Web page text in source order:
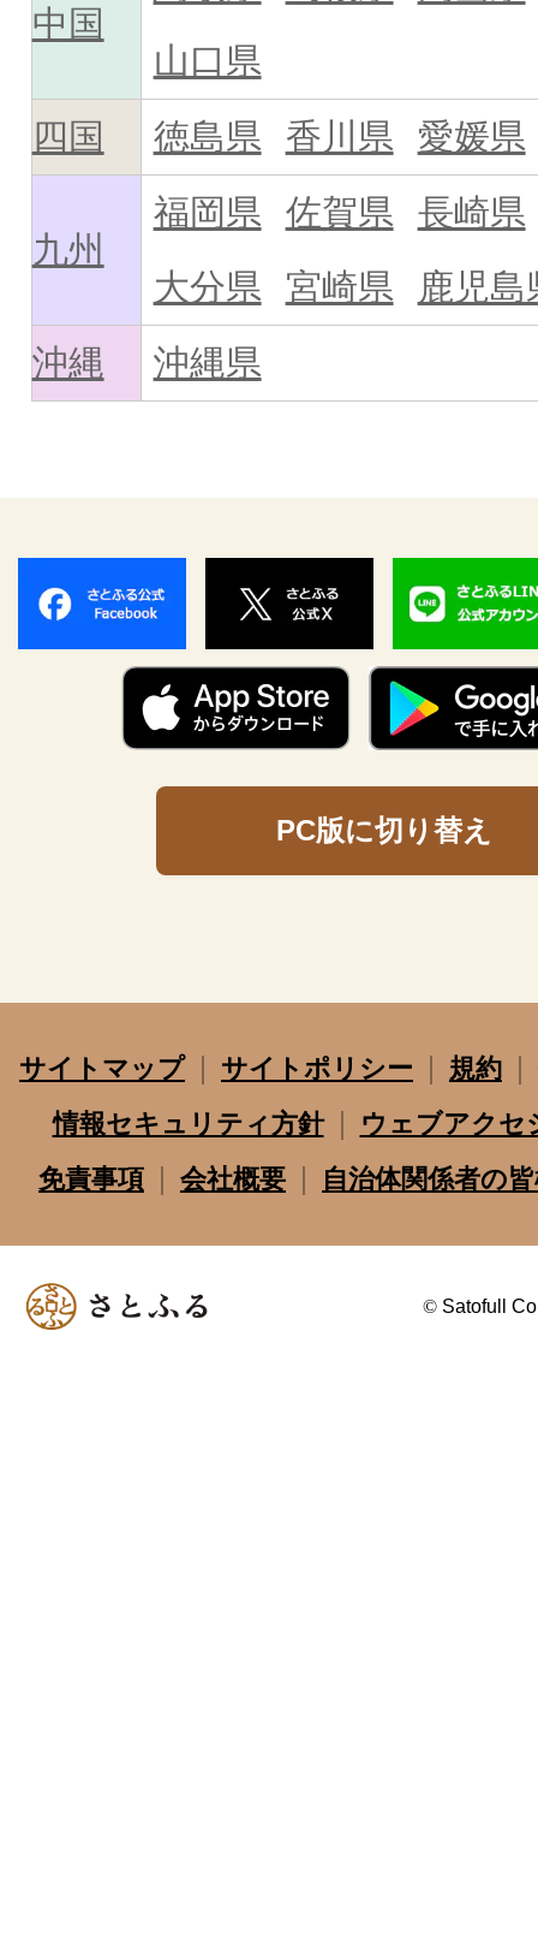
中国
山口県
四国
徳島県 香川県 愛媛県
九州
福岡県 佐賀県 長崎県
大分県
宮崎県
鹿児島
沖縄
沖縄県
PC版に切り替え
サイトマップ サイトポリシー
規約
情報セキュリティ方針
ウェブアクセ
免責事項
会社概要 自治体関係者の
© Satofull